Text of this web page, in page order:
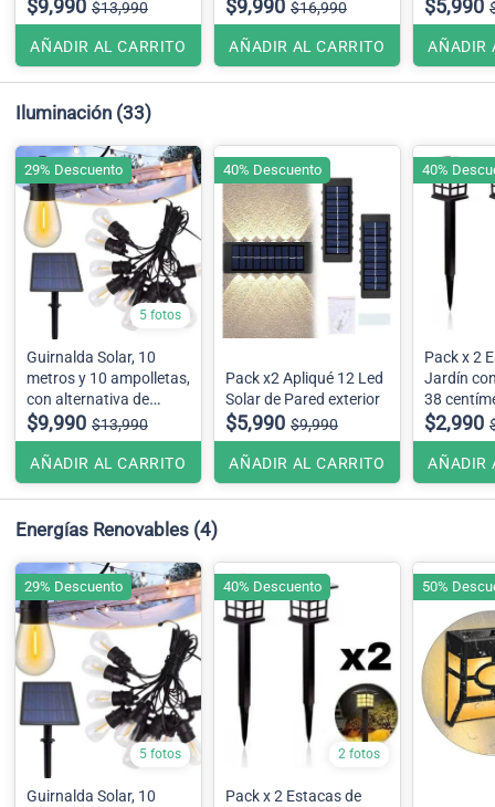
$9,990 $13,990
AÑADIR AL CARRITO
$9,990 $16,990
AÑADIR AL CARRITO
$5,990
AÑADIR
Iluminación (33)
5 fotos
Guirnalda Solar, 10
metros y 10 ampolletas,
con alternativa de
carga USB
$9,990 $13,990
AÑADIR AL CARRITO
29% Descuento
Pack x2 Apliqué 12 Led
Solar de Pared exterior
$5,990 $9,990
AÑADIR AL CARRITO
40% Descuento
Pack x 2
Jardín
38
$2,990
AÑADIR
40%
Energías Renovables (4)
5 fotos
Guirnalda Solar, 10
29% Descuento
2 fotos
Pack x 2 Estacas de
40% Descuento 50%